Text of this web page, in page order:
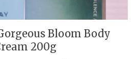
Bloom Body
200g